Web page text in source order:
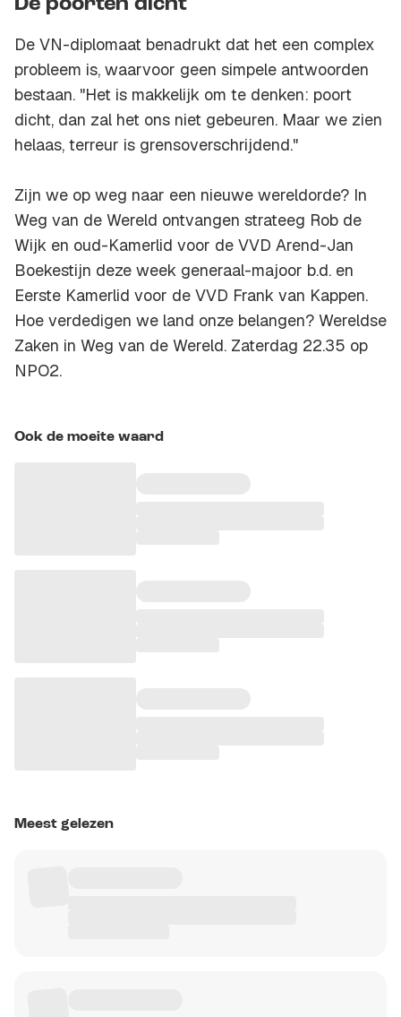
De poorten dicht
De VN-diplomaat benadrukt dat het een complex
probleem is, waarvoor geen simpele antwoorden
bestaan. "Het is makkelijk om te denken: poort
dicht, dan zal het ons niet gebeuren. Maar we zien
helaas, terreur is grensoverschrijdend."
Zijn we op weg naar een nieuwe wereldorde? In
Weg van de Wereld ontvangen strateeg Rob de
Wijk en oud-Kamerlid voor de VVD Arend-Jan
Boekestijn deze week generaal-majoor b.d. en
Eerste Kamerlid voor de VVD Frank van Kappen.
Hoe verdedigen we land onze belangen? Wereldse
Zaken in Weg van de Wereld. Zaterdag 22.35 op
NPO2.
Ook de moeite waard
Meest gelezen